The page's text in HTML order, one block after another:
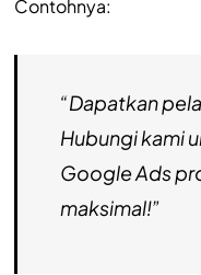
Contohnya:
“Dapatkan
Hubungi kami
Google Ads
maksimal!”